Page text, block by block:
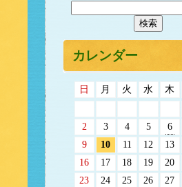
カレンダー
日 月 火 水 木
2
3 4 5 6
9
10 11 12 13
16
17 18 19 20
23
24 25 26 27